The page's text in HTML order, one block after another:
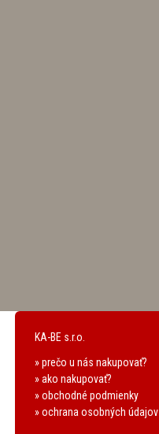
KA-BE s.r.o.
» prečo u nás nakupovať?
» ako nakupovať?
» obchodné podmienky
» ochrana osobných údajov